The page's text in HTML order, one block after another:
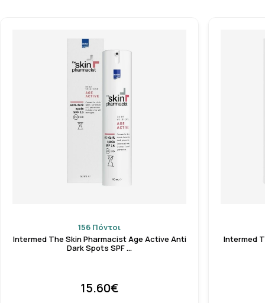
156 Πόντοι
Intermed The Skin Pharmacist Age Active Anti
Dark Spots SPF …
15.60€
Intermed